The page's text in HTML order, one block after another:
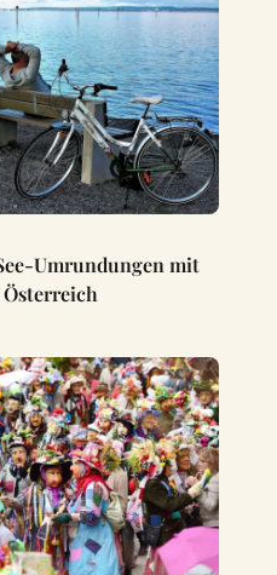
Umrundungen mit